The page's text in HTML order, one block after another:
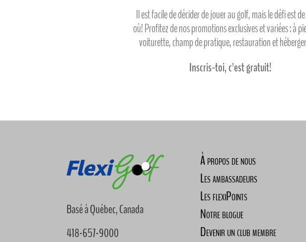
Il est facile de décider de jouer au golf, mais le défi est
où! Profitez de nos promotions exclusives et variées : à
voiturette, champ de pratique, restauration et
Inscris-toi, c'est gratuit!
Basé à Québec, Canada
418-657-9000
À propos de nous
Les ambassadeurs
Les flexiPoints
Notre blogue
Devenir un club membre